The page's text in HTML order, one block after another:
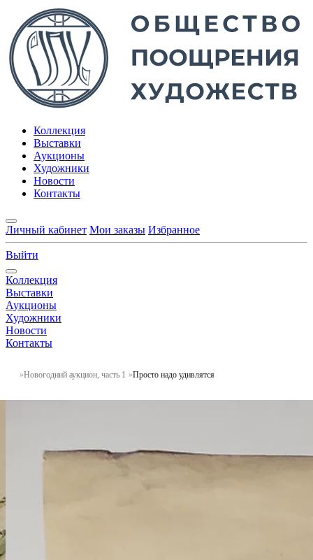
Коллекция
Выставки
Аукционы
Художники
Новости
Контакты
Личный кабинет Мои заказы Избранное
Выйти
Коллекция
Выставки
Аукционы
Художники
Новости
Контакты
Новогодний аукцион, часть 1 Просто надо удивлятся